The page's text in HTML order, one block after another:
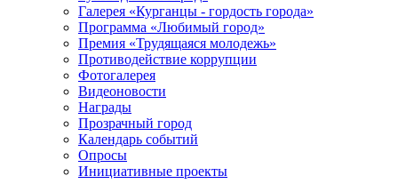
Галерея «Курганцы - гордость города»
Программа «Любимый город»
Премия «Трудящаяся молодежь»
Противодействие коррупции
Фотогалерея
Видеоновости
Награды
Прозрачный город
Календарь событий
Опросы
Инициативные проекты